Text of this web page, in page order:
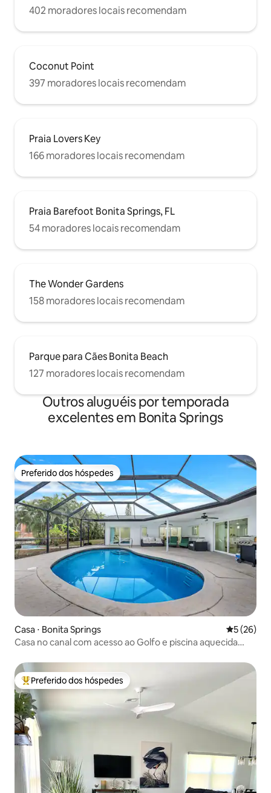
402 moradores locais recomendam
Coconut Point
397 moradores locais recomendam
Praia Lovers Key
166 moradores locais recomendam
Praia Barefoot Bonita Springs, FL
54 moradores locais recomendam
The Wonder Gardens
158 moradores locais recomendam
Parque para Cães Bonita Beach
127 moradores locais recomendam
Outros aluguéis por temporada
excelentes em Bonita Springs
Preferido dos hóspedes
Preferido dos hóspedes
Casa ⋅ Bonita Springs 5 de uma
5 (26)
Casa no canal com acesso ao Golfo e piscina aquecida
Entre os melhores preferidos dos hóspedes
Preferido dos hóspedes